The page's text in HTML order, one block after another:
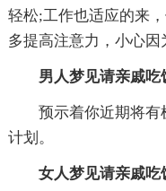
轻松;工作也适应的来
多提高注意力，小心因
男人梦见请亲戚吃
预示着你近期将
计划。
女人梦见请亲戚吃